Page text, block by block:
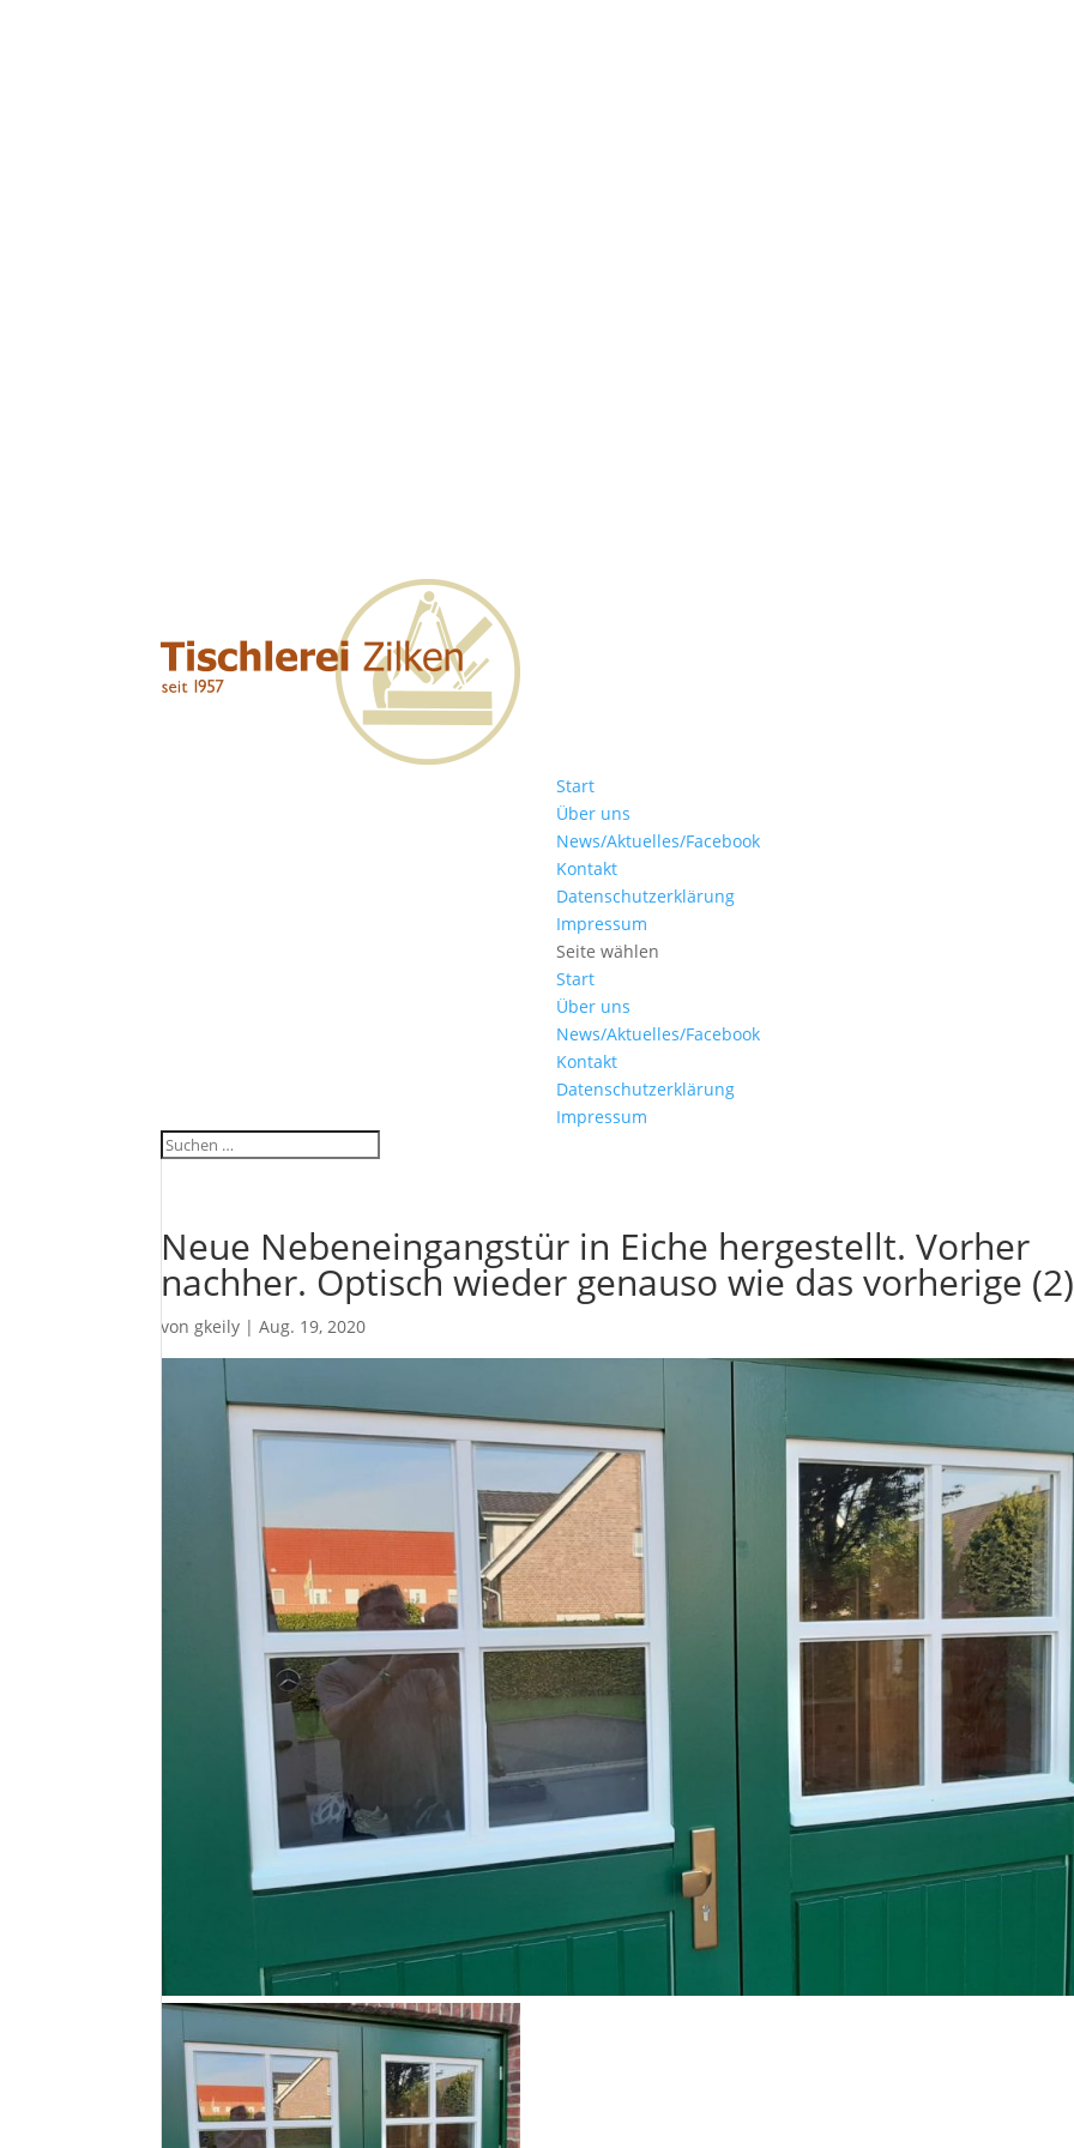
Start
Über uns
News/Aktuelles/Facebook
Kontakt
Datenschutzerklärung
Impressum
Seite wählen
Start
Über uns
News/Aktuelles/Facebook
Kontakt
Datenschutzerklärung
Impressum
Neue Nebeneingangstür in Eiche hergestellt. Vorher
nachher. Optisch wieder genauso wie das vorherige (2)
vongkeily |Aug. 19, 2020